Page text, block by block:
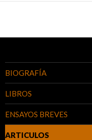
BIOGRAFÍA
LIBROS
ENSAYOS BREVES
ARTICULOS